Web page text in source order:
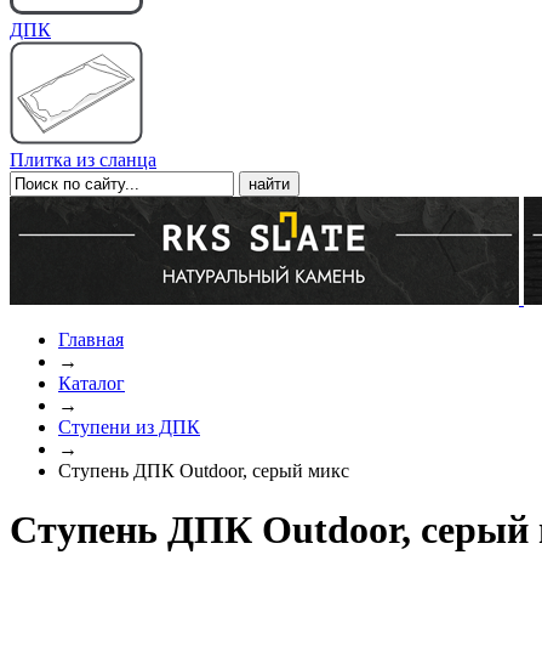
ДПК
Плитка из сланца
Главная
→
Каталог
→
Ступени из ДПК
→
Ступень ДПК Outdoor, серый микс
Ступень ДПК Outdoor, серый